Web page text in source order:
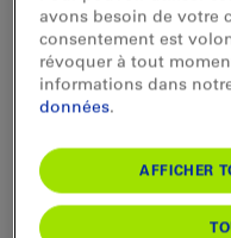
hautement
Elles
et des
usés de:
avons besoin de votre
consentement est
révoquer à tout
informations dans
données.
AFFICHER